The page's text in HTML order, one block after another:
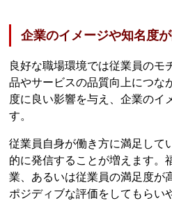
企業のイメージや知名度
良好な職場環境では従業員のモ
品やサービスの品質向上につな
度に良い影響を与え、企業のイ
す。
従業員自身が働き方に満足して
的に発信することが増えます。
業、あるいは従業員の満足度が
ポジディブな評価をしてもらい